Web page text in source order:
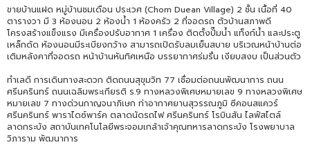
ขายบ้านแฝด หมู่บ้านชมเดือน ประเวศ (Chom Duean Village) 2 ชั้น เนื้อที่ 40
ตารางวา มี 3 ห้องนอน 2 ห้องน้ำ 1 ห้องครัว 2 ที่จอดรถ ตัวบ้านสภาพดี
โครงสร้างแข็งแรง มีเครื่องปรับอากาศ 1 เครื่อง ติดตั้งปั๊มน้ำ แท็งก์น้ำ และประตู
เหล็กดัด ห้องนอนมีระเบียงกว้าง สามารถเปิดรับลมเย็นสบาย บริเวณหน้าบ้านต่อ
เติมหลังคาที่จอดรถ หน้าบ้านหันทิศเหนือ บรรยากาศร่มรื่น เงียบสงบ เป็นส่วนตัว
ทำเลดี การเดินทางสะดวก ติดถนนสุขุมวิท 77 เชื่อมต่อถนนพัฒนาการ ถนน
ศรีนครินทร์ ถนนเฉลิมพระเกียรติ ร.9 ทางหลวงพิเศษหมายเลข 9 ทางหลวงพิเศษ
หมายเลข 7 ทางด่วนกาญจนาภิเษก ท่าอากาศยานสุวรรณภูมิ ซีคอนสแควร์
ศรีนครินทร์ พาราไดซ์พาร์ค ตลาดนัดรถไฟ ศรีนครินทร์ โรบินสัน ไลฟ์สไตล์
ลาดกระบัง สถาบันเทคโนโลยีพระจอมเกล้าเจ้าคุณทหารลาดกระบัง โรงพยาบาล
วิภาราม พัฒนาการ